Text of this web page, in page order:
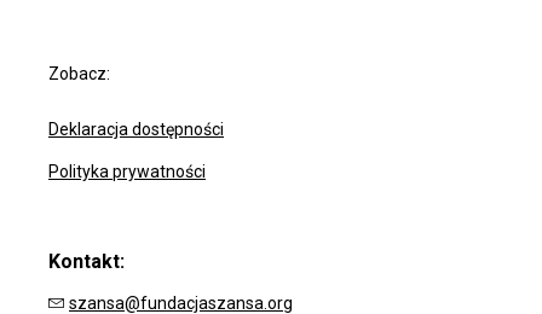
Zobacz:
Deklaracja dostępności
Polityka prywatności
Kontakt:
szansa@fundacjaszansa.org